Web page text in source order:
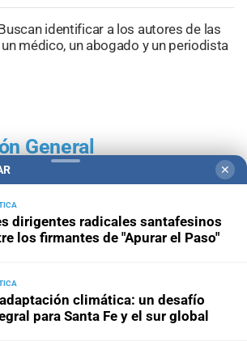
identificar a los autores de las
médico, un abogado y un periodista
General
✕
dirigentes radicales santafesinos
los firmantes de "Apurar el Paso"
climática: un desafío
para Santa Fe y el sur global